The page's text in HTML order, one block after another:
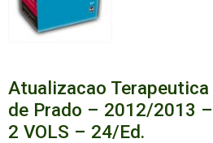
Atualizacao Terapeutica
de Prado – 2012/2013 –
2 VOLS – 24/Ed.